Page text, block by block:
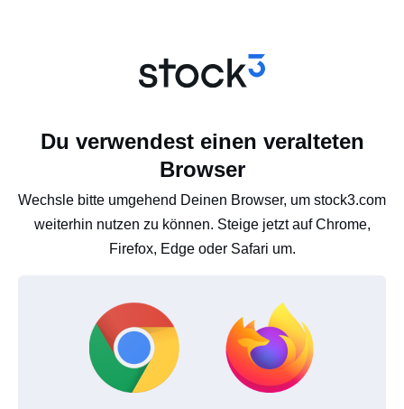
Du verwendest einen veralteten
Browser
Wechsle bitte umgehend Deinen Browser, um stock3.com
weiterhin nutzen zu können. Steige jetzt auf Chrome,
Firefox, Edge oder Safari um.